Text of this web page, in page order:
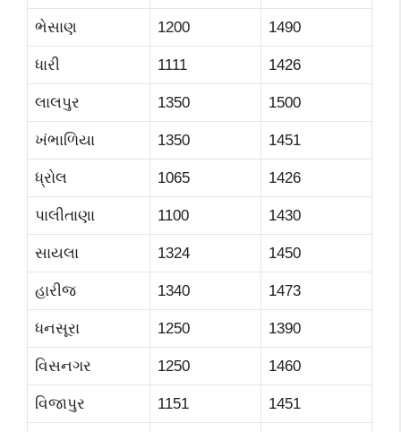
ભેસાણ 1200 1490
ધારી 1111 1426
લાલપુર 1350 1500
ખંભાળિયા 1350 1451
ધ્રોલ 1065 1426
પાલીતાણા 1100 1430
સાયલા 1324 1450
હારીજ 1340 1473
ધનસૂરા 1250 1390
વિસનગર 1250 1460
વિજાપુર 1151 1451